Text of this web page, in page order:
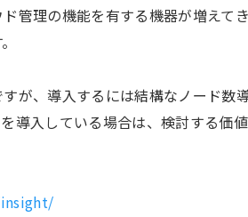
管理の機能を有する機器が増えて
が、導入するには結構なノード数
導入している場合は、検討する価